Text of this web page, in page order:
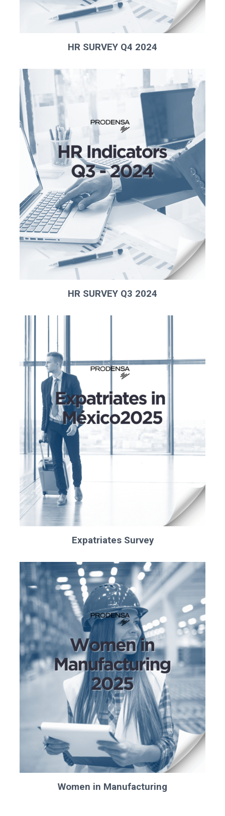
HR SURVEY Q4 2024
HR SURVEY Q3 2024
Expatriates Survey
Women in Manufacturing